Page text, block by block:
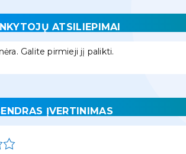
ATSILIEPIMAI
Galite pirmieji jį palikti.
ĮVERTINIMAS